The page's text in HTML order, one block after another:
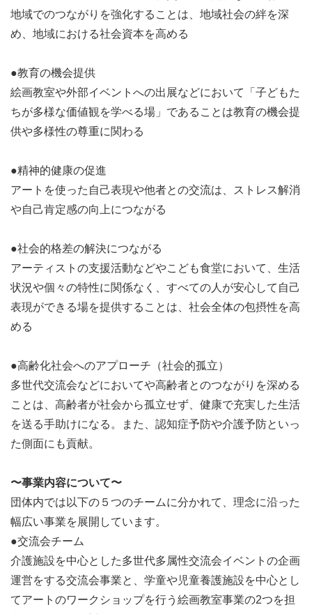
〇HP事業
HPのブログ、イベントの更新などをしているチ
ーム
WordpressやSEO対策について学べる事業です。
団体について 紹介しているInstagram、Twitter、
Facebookを運営しているチーム
特にInstagramは業界では随一のフォロワー数を
投稿のリーチ率などもまとめているので、SNSマ
ーケティングに詳しくなれる事業です
<渉外部>
〇国際交流会事業
現在組織段階のチーム
この団体は海外からの注目度も高いため、より世
界へと広げるべく活動しています。
協働プロジェクト・イベント等のコーディネート
〇Youth Consortiunm事業部
先に述べた仮想空間での学生団体や企業が集い、
協創するプラットフォームを構築します
【活動場所・頻度】
地域でのつながりを強化することは、地域社会の絆を深
め、地域における社会資本を高める
●教育の機会提供
絵画教室や外部イベントへの出展などにおいて「子どもた
ちが多様な価値観を学べる場」であることは教育の機会提
供や多様性の尊重に関わる
●精神的健康の促進
アートを使った自己表現や他者との交流は、ストレス解消
や自己肯定感の向上につながる
●社会的格差の解決につながる
アーティストの支援活動などやこども食堂において、生活
状況や個々の特性に関係なく、すべての人が安心して自己
表現ができる場を提供することは、社会全体の包摂性を高
める
●高齢化社会へのアプローチ（社会的孤立）
多世代交流会などにおいてや高齢者とのつながりを深める
ことは、高齢者が社会から孤立せず、健康で充実した生活
を送る手助けになる。また、認知症予防や介護予防といっ
た側面にも貢献。
〜事業内容について〜
団体内では以下の５つのチームに分かれて、理念に沿った
幅広い事業を展開しています。
●交流会チーム
介護施設を中心とした多世代多属性交流会イベントの企画
運営をする交流会事業と、学童や児童養護施設を中心とし
てアートのワークショップを行う絵画教室事業の2つを担